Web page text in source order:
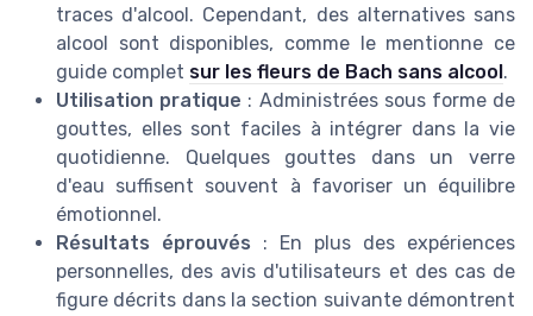
traces d'alcool. Cependant, des alternatives sans
alcool sont disponibles, comme le mentionne ce
guide complet sur les fleurs de Bach sans alcool .
Utilisation pratique : Administrées sous forme de
gouttes, elles sont faciles à intégrer dans la vie
quotidienne. Quelques gouttes dans un verre
d'eau suffisent souvent à favoriser un équilibre
émotionnel.
Résultats éprouvés : En plus des expériences
personnelles, des avis d'utilisateurs et des cas de
figure décrits dans la section suivante démontrent